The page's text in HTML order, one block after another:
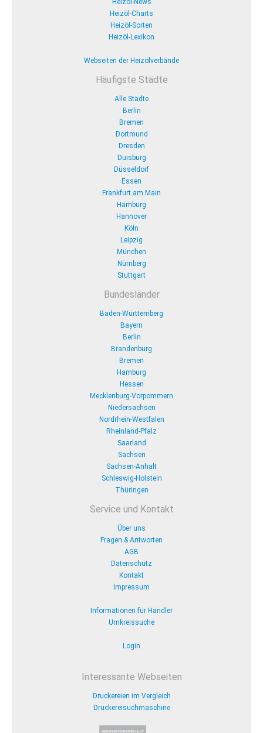
Heizöl-News
Heizöl-Charts
Heizöl-Sorten
Heizöl-Lexikon
Webseiten der Heizölverbände
Häufigste Städte
Alle Städte
Berlin
Bremen
Dortmund
Dresden
Duisburg
Düsseldorf
Essen
Frankfurt am Main
Hamburg
Hannover
Köln
Leipzig
München
Nürnberg
Stuttgart
Bundesländer
Baden-Württemberg
Bayern
Berlin
Brandenburg
Bremen
Hamburg
Hessen
Mecklenburg-Vorpommern
Niedersachsen
Nordrhein-Westfalen
Rheinland-Pfalz
Saarland
Sachsen
Sachsen-Anhalt
Schleswig-Holstein
Thüringen
Service und Kontakt
Über uns
Fragen & Antworten
AGB
Datenschutz
Kontakt
Impressum
Informationen für Händler
Umkreissuche
Login
Interessante Webseiten
Druckereien im Vergleich
Druckereisuchmaschine